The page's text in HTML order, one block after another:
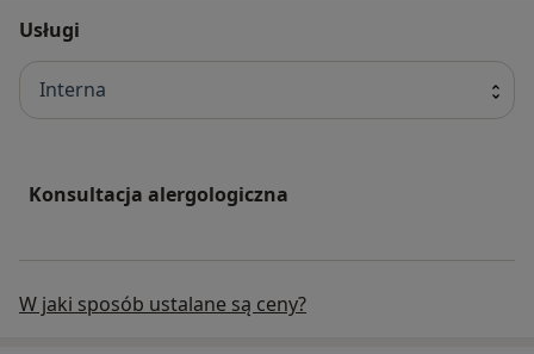
Usługi
Interna
Konsultacja alergologiczna
W jaki sposób ustalane są ceny?